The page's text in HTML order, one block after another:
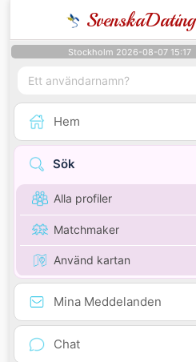
SvenskaDating
Stockholm 2026-08-07 15:17
Hem
Sök
Alla profiler
Matchmaker
Använd kartan
Mina Meddelanden
Chat